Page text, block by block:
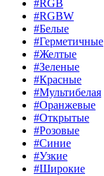
#RGB
#RGBW
#Белые
#Герметичные
#Желтые
#Зеленые
#Красные
#Мультибелая
#Оранжевые
#Открытые
#Розовые
#Синие
#Узкие
#Широкие